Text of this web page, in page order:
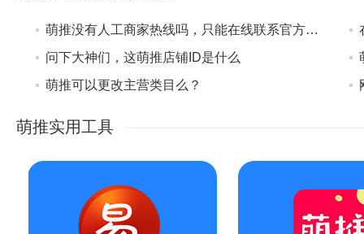
萌推没有人工商家热线吗，只能在线联系官方客服吗
问下大神们，这萌推店铺ID是什么
萌推可以更改主营类目么？
萌推实用工具